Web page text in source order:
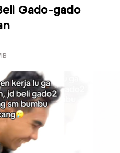
Gado-gado